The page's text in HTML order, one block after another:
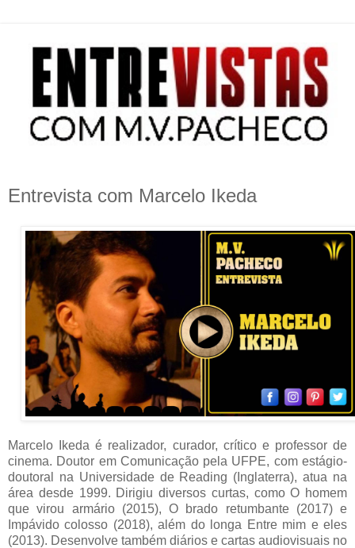
Entrevista com Marcelo Ikeda
Marcelo Ikeda é realizador, curador, crítico e professor de
cinema. Doutor em Comunicação pela UFPE, com estágio-
doutoral na Universidade de Reading (Inglaterra), atua na
área desde 1999. Dirigiu diversos curtas, como O homem
que virou armário (2015), O brado retumbante (2017) e
Impávido colosso (2018), além do longa Entre mim e eles
(2013). Desenvolve também diários e cartas audiovisuais no